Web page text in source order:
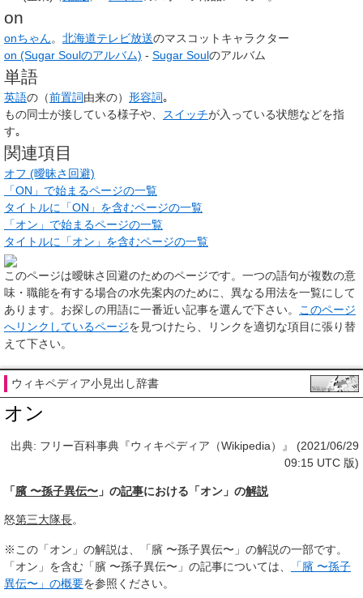
on
onちゃん。 北海道テレビ放送のマスコットキャラクター
on (Sugar Soulのアルバム) - Sugar Soulのアルバム
単語
英語の（前置詞由来の） 形容詞｡
もの同士が接している様子や、 スイッチが入っている状態などを指
す｡
関連項目
オフ (曖昧さ回避)
「ON」で始まるページの一覧
タイトルに「ON」を含むページの一覧
「オン」で始まるページの一覧
タイトルに「オン」を含むページの一覧
このページは曖昧さ回避のためのページです。一つの語句が複数の意
味・職能を有する場合の水先案内のために、異なる用法を一覧にして
あります。お探しの用語に一番近い記事を選んで下さい。 このページ
へリンクしているページを見つけたら、リンクを適切な項目に張り替
えて下さい。
ウィキペディア小見出し辞書
オン
出典: フリー百科事典『ウィキペディア（Wikipedia）』 (2021/06/29
09:15 UTC 版)
「臏 〜孫子異伝〜 」の記事における「オン」の解説
怒第三大隊長。
※この「オン」の解説は、「臏 〜孫子異伝〜」の解説の一部です。
「オン」を含む「臏 〜孫子異伝〜」の記事については、
「臏 〜孫子
異伝〜」の概要を参照ください。